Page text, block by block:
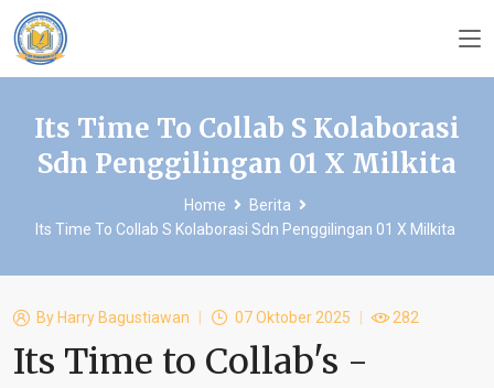
Its Time To Collab S Kolaborasi
Sdn Penggilingan 01 X Milkita
Home
Berita
Its Time To Collab S Kolaborasi Sdn Penggilingan 01 X Milkita
By Harry Bagustiawan 07 Oktober 2025 282
Its Time to Collab's -